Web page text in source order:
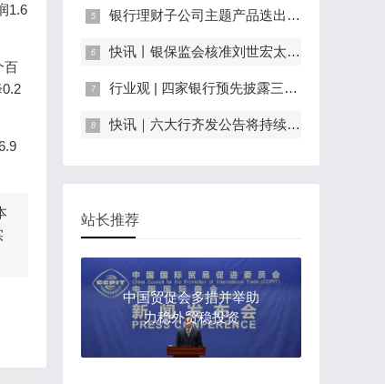
1.6
百
银行理财子公司主题产品迭出 养老和专精特新成争夺热点
快讯丨银保监会核准刘世宏太平再保险（中国）有限公司董事任职资格
行业观 | 四家银行预先披露三季度业绩：净利润增速超20% 不良贷款率均在1%以下
快讯｜六大行齐发公告将持续服务实体经济
站长推荐
中国贸促会多措并举助
力稳外贸稳投资